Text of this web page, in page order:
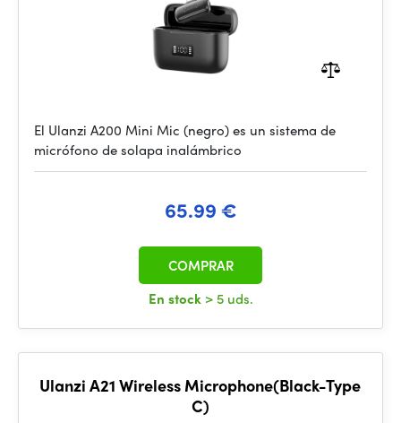
El Ulanzi A200 Mini Mic (negro) es un sistema de
micrófono de solapa inalámbrico
65.99 €
En stock > 5 uds.
COMPRAR
Ulanzi A21 Wireless Microphone(Black-Type
C)